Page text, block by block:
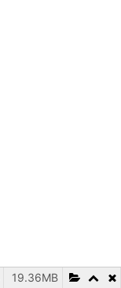
19.36MB